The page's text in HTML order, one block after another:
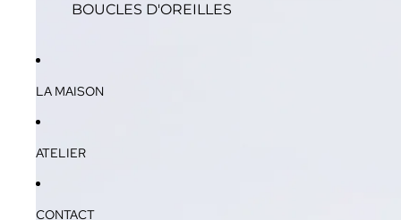
BOUCLES D'OREILLES
LA MAISON
ATELIER
CONTACT